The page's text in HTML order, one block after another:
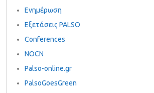
Ενημέρωση
Εξετάσεις PALSO
Conferences
NOCN
Palso-online.gr
PalsoGoesGreen